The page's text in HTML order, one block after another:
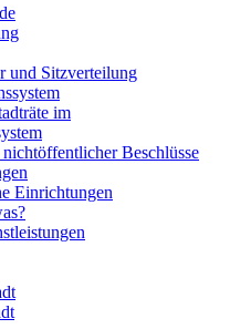
und Sitzverteilung
im
Beschlüsse
Einrichtungen